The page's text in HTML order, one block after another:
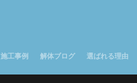
施工事例 解体ブログ 選ばれる理由